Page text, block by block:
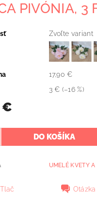
PIVÓNIA, 3
Zvoľte variant
17,90 €
3 € (–16 %)
€
UMELÉ KVETY A
Tlač Otázka